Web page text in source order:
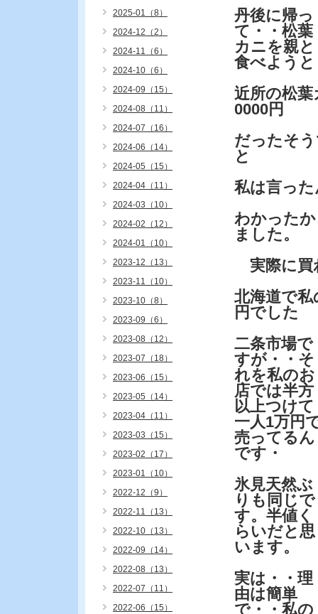
丹後に帰っ
て・・松葉
カニを親と
食べようと
近所の松
0000円
だったそ
と
私は言っ
わかった
ました。
実際に買
北海道で
円でした
二条市場で
すが・・そ
れを私のお
店では半方
以上つけて
一人1万円
売ってるん
です・
氷見天然ぶ
りも同じで
す。半値く
らいだと思
います。
実は・・理
由は簡単
で・・私の
2025-01（8）
2024-12（2）
2024-11（6）
2024-10（6）
2024-09（15）
2024-08（11）
2024-07（16）
2024-06（14）
2024-05（15）
2024-04（11）
2024-03（10）
2024-02（12）
2024-01（10）
2023-12（13）
2023-11（10）
2023-10（8）
2023-09（6）
2023-08（12）
2023-07（18）
2023-06（15）
2023-05（14）
2023-04（11）
2023-03（15）
2023-02（17）
2023-01（10）
2022-12（9）
2022-11（13）
2022-10（13）
2022-09（14）
2022-08（13）
2022-07（11）
2022-06（15）